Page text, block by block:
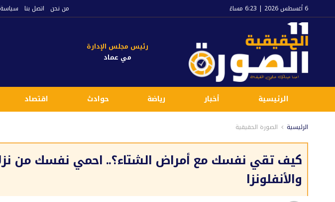
6 أغسطس 2026 | 6:23 مساءً من نحن اتصل بنا
رئيس مجلس الإدارة
مي عماد
الرئيسية أخبار رياضة حوادث اقتصاد
الرئيسية الصورة الحقيقية
كيف تقي نفسك مع أمراض الشتاء؟.. احمي نفسك من
والأنفلونزا